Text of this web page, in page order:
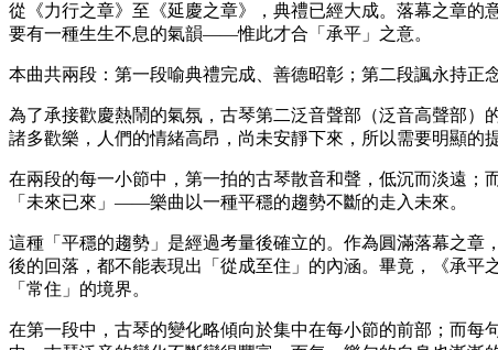
從《力行之章》至《延慶之章》，典禮已經大成。落幕之章
要有一種生生不息的氣韻——惟此才合「承平」之意。
本曲共兩段：第一段喻典禮完成、善德昭彰；第二段諷永持正
為了承接歡慶熱鬧的氣氛，古琴第二泛音聲部（泛音高聲部
諸多歡樂，人們的情緒高昂，尚未安靜下來，所以需要明顯的
在兩段的每一小節中，第一拍的古琴散音和聲，低沉而淡遠
「未來已來」——樂曲以一種平穩的趨勢不斷的走入未來。
這種「平穩的趨勢」是經過考量後確立的。作為圓滿落幕之
後的回落，都不能表現出「從成至住」的內涵。畢竟，《承
「常住」的境界。
在第一段中，古琴的變化略傾向於集中在每小節的前部；而